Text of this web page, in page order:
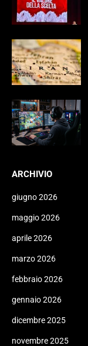
ARCHIVIO
giugno 2026
maggio 2026
aprile 2026
marzo 2026
febbraio 2026
gennaio 2026
dicembre 2025
novembre 2025